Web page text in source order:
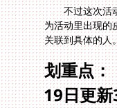
不过这次活
为活动里出
关联到具体的人
划重点：
19日更